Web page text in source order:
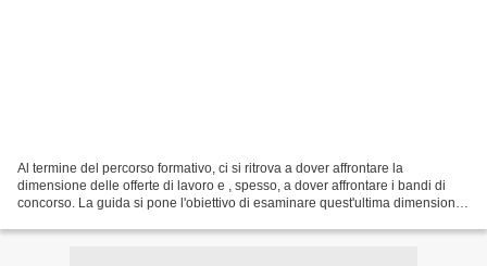
Al termine del percorso formativo, ci si ritrova a dover affrontare la
dimensione delle offerte di lavoro e , spesso, a dover affrontare i bandi di
concorso. La guida si pone l'obiettivo di esaminare quest'ultima dimensione,